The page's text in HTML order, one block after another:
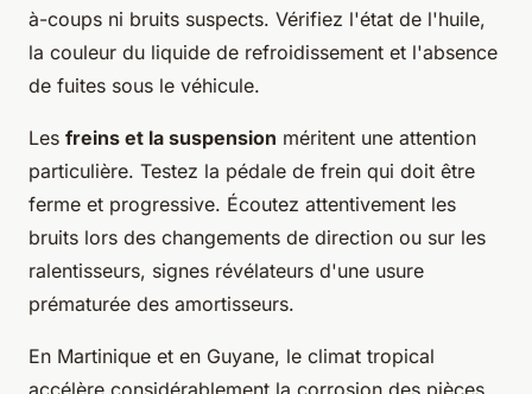
à-coups ni bruits suspects. Vérifiez l'état de l'huile,
la couleur du liquide de refroidissement et l'absence
de fuites sous le véhicule.
Les freins et la suspension méritent une attention
particulière. Testez la pédale de frein qui doit être
ferme et progressive. Écoutez attentivement les
bruits lors des changements de direction ou sur les
ralentisseurs, signes révélateurs d'une usure
prématurée des amortisseurs.
En Martinique et en Guyane, le climat tropical